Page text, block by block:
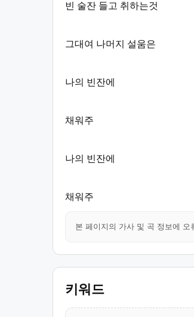
빈 술잔 들고 취하는것
그대여 나머지 설움은
나의 빈잔에
채워주
나의 빈잔에
채워주
본 페이지의 가사 및 곡 정보에
키워드